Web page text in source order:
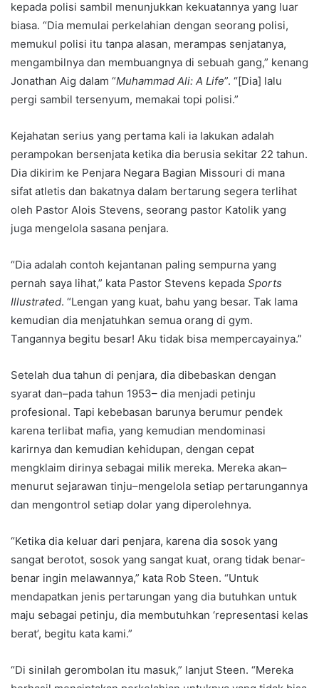
kepada polisi sambil menunjukkan kekuatannya yang luar
biasa. “Dia memulai perkelahian dengan seorang polisi,
memukul polisi itu tanpa alasan, merampas senjatanya,
mengambilnya dan membuangnya di sebuah gang,” kenang
Jonathan Aig dalam “Muhammad Ali: A Life”. “[Dia] lalu
pergi sambil tersenyum, memakai topi polisi.”
Kejahatan serius yang pertama kali ia lakukan adalah
perampokan bersenjata ketika dia berusia sekitar 22 tahun.
Dia dikirim ke Penjara Negara Bagian Missouri di mana
sifat atletis dan bakatnya dalam bertarung segera terlihat
oleh Pastor Alois Stevens, seorang pastor Katolik yang
juga mengelola sasana penjara.
“Dia adalah contoh kejantanan paling sempurna yang
pernah saya lihat,” kata Pastor Stevens kepada Sports
Illustrated. “Lengan yang kuat, bahu yang besar. Tak lama
kemudian dia menjatuhkan semua orang di gym.
Tangannya begitu besar! Aku tidak bisa mempercayainya.”
Setelah dua tahun di penjara, dia dibebaskan dengan
syarat dan–pada tahun 1953– dia menjadi petinju
profesional. Tapi kebebasan barunya berumur pendek
karena terlibat mafia, yang kemudian mendominasi
karirnya dan kemudian kehidupan, dengan cepat
mengklaim dirinya sebagai milik mereka. Mereka akan–
menurut sejarawan tinju–mengelola setiap pertarungannya
dan mengontrol setiap dolar yang diperolehnya.
“Ketika dia keluar dari penjara, karena dia sosok yang
sangat berotot, sosok yang sangat kuat, orang tidak benar-
benar ingin melawannya,” kata Rob Steen. “Untuk
mendapatkan jenis pertarungan yang dia butuhkan untuk
maju sebagai petinju, dia membutuhkan ‘representasi kelas
berat’, begitu kata kami.”
“Di sinilah gerombolan itu masuk,” lanjut Steen. “Mereka